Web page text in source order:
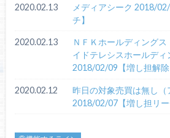
2020.02.13
メディアシーク 2018/
チ】
2020.02.13
ＮＦＫホールディング
イドテレシスホールディ
2018/02/09【増し担解除
2020.02.12
昨日の対象売買は無し（
2018/02/07【増し担リー